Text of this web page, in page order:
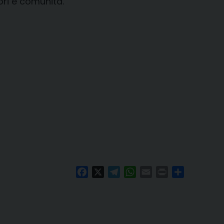
FacebookTelegramWhatsAppPrint